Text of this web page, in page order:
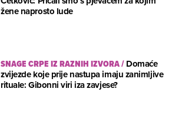
žene naprosto lude
SNAGE CRPE IZ RAZNIH IZVORA/Domaće
zvijezde koje prije nastupa imaju zanimljive
rituale: Gibonni viri iza zavjese?